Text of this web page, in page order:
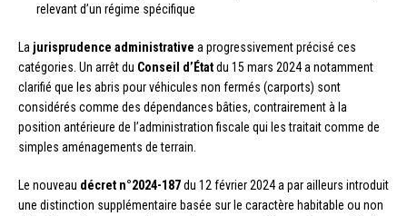
relevant d’un régime spécifique
La jurisprudence administrative a progressivement précisé ces
catégories. Un arrêt du Conseil d’Étatdu 15 mars 2024 a notamment
clarifié que les abris pour véhicules non fermés (carports) sont
considérés comme des dépendances bâties, contrairement à la
position antérieure de l’administration fiscale qui les traitait comme de
simples aménagements de terrain.
Le nouveau décret n°2024-187du 12 février 2024 a par ailleurs introduit
une distinction supplémentaire basée sur le caractère habitable ou non